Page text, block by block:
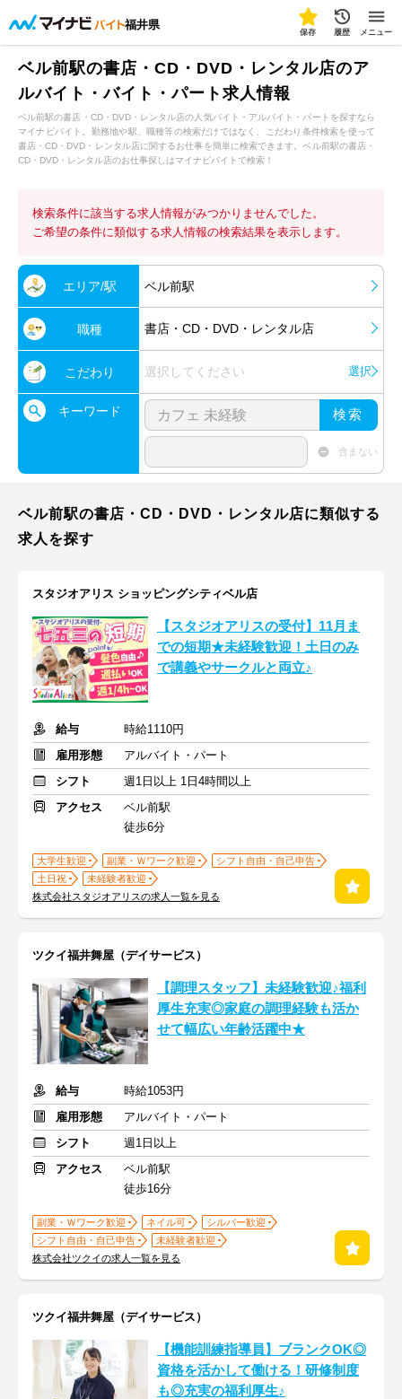
福井県
保存 履歴 メニュー
ベル前駅の書店・CD・DVD・レンタル店のア
ルバイト・バイト・パート求人情報
ベル前駅の書店・CD・DVD・レンタル店の人気バイト・アルバイト・パートを探すなら
マイナビバイト。勤務地や駅、職種等の検索だけではなく、こだわり条件検索を使って
書店・CD・DVD・レンタル店に関するお仕事を簡単に検索できます。ベル前駅の書店・
CD・DVD・レンタル店のお仕事探しはマイナビバイトで検索！
検索条件に該当する求人情報がみつかりませんでした。
ご希望の条件に類似する求人情報の検索結果を表示します。
エリア/駅 ベル前駅
職種 書店・CD・DVD・レンタル店
こだわり 選択してください 選択
キーワード 検索
含まない
ベル前駅の書店・CD・DVD・レンタル店に類似する
求人を探す
スタジオアリス ショッピングシティベル店
【スタジオアリスの受付】11月ま
での短期★未経験歓迎！土日のみ
で講義やサークルと両立♪
給与
時給1110円
雇用形態
アルバイト・パート
シフト
週1日以上 1日4時間以上
アクセス
ベル前駅
徒歩6分
大学生歓迎 副業・Ｗワーク歓迎
シフト自由・自己申告
土日祝
未経験者歓迎
株式会社スタジオアリスの求人一覧を見る
ツクイ福井舞屋（デイサービス）
【調理スタッフ】未経験歓迎♪福利
厚生充実◎家庭の調理経験も活か
せて幅広い年齢活躍中★
給与
時給1053円
雇用形態
アルバイト・パート
シフト
週1日以上
アクセス
ベル前駅
徒歩16分
副業・Ｗワーク歓迎 ネイル可
シルバー歓迎
シフト自由・自己申告
未経験者歓迎
株式会社ツクイの求人一覧を見る
ツクイ福井舞屋（デイサービス）
【機能訓練指導員】ブランクOK◎
資格を活かして働ける！研修制度
も◎充実の福利厚生♪